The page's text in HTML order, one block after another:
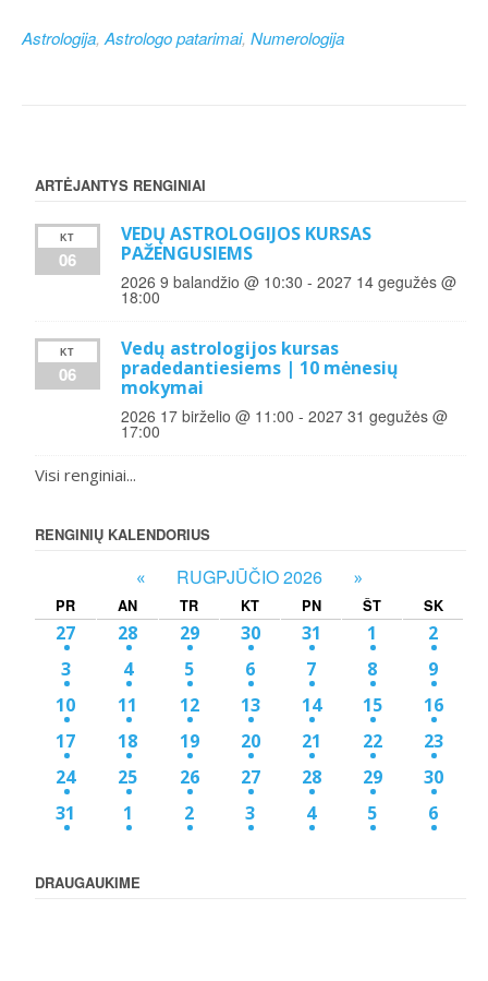
Astrologija, Astrologo patarimai, Numerologija
ARTĖJANTYS RENGINIAI
KT
06
VEDŲ ASTROLOGIJOS KURSAS
PAŽENGUSIEMS
2026 9 balandžio @ 10:30 -2027 14 gegužės @
18:00
KT
06
Vedų astrologijos kursas
pradedantiesiems | 10 mėnesių
mokymai
2026 17 birželio @ 11:00 -2027 31 gegužės @
17:00
Visi renginiai...
RENGINIŲ KALENDORIUS
« RUGPJŪČIO 2026 »
PR AN TR KT PN ŠT SK
27 28 29 30 31 1
2
3
4 5 6 7 8
9
10
11 12 13 14 15
16
17
18 19 20 21 22
23
24
25 26 27 28 29
30
31
1 2 3 4 5 6
DRAUGAUKIME